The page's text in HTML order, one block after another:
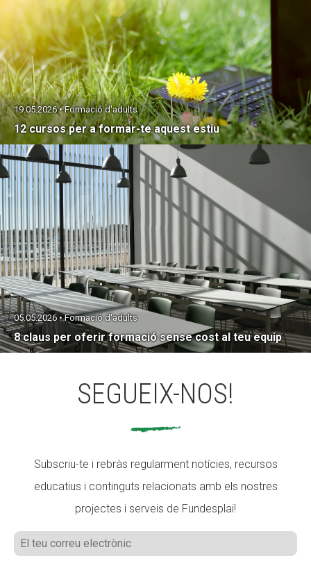
12 cursos per a formar-te aquest estiu
19.05.2026 • Formació d'adults
8 claus per oferir formació sense cost al teu equip
05.05.2026 • Formació d'adults
SEGUEIX-NOS!
Subscriu-te i rebràs regularment notícies, recursos
educatius i continguts relacionats amb els nostres
projectes i serveis de Fundesplai!